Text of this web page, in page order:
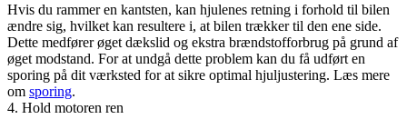
Hvis du rammer en kantsten, kan hjulenes retning i forhold til bilen
ændre sig, hvilket kan resultere i, at bilen trækker til den ene side.
Dette medfører øget dækslid og ekstra brændstofforbrug på grund af
øget modstand. For at undgå dette problem kan du få udført en
sporing på dit værksted for at sikre optimal hjuljustering. Læs mere
om sporing.
4. Hold motoren ren